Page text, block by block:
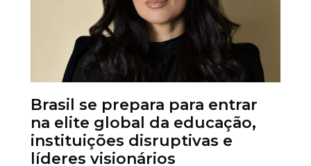
Brasil se prepara para entrar
na elite global da educação,
instituições disruptivas e
líderes visionários